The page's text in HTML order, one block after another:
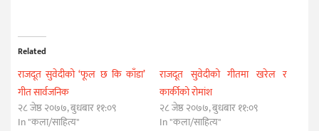
Related
राजदूत सुवेदीको ‘फूल छ कि काँडा’
गीत सार्वजनिक
२८ जेष्ठ २०७७, बुधबार ११:०९
In "कला/साहित्य"
राजदूत सुवेदीको गीतमा खरेल र
कार्कीको रोमांश
२८ जेष्ठ २०७७, बुधबार ११:०९
In "कला/साहित्य"